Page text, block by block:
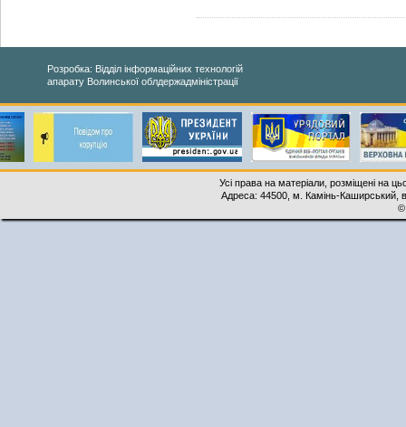
Розробка: Відділ інформаційних технологій
апарату Волинської облдержадміністрації
Усі права на матеріали, розміщені на
Адреса: 44500, м. Камінь-Каширський,
©